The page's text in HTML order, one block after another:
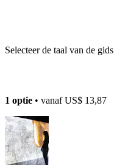
Selecteer de taal van de gids
1 optie • vanafUS$ 13,87